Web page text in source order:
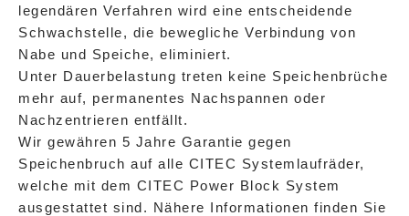
legendären Verfahren wird eine entscheidende
Schwachstelle, die bewegliche Verbindung von
Nabe und Speiche, eliminiert.
Unter Dauerbelastung treten keine Speichenbrüche
mehr auf, permanentes Nachspannen oder
Nachzentrieren entfällt.
Wir gewähren 5 Jahre Garantie gegen
Speichenbruch auf alle CITEC Systemlaufräder,
welche mit dem CITEC Power Block System
ausgestattet sind. Nähere Informationen finden Sie